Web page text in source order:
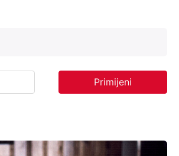
Primijeni